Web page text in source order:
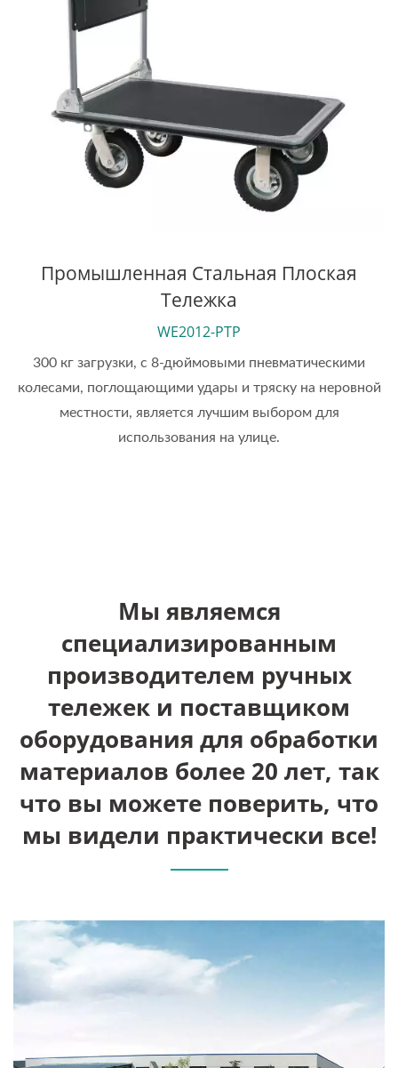
Промышленная Стальная Плоская
Тележка
WE2012-PTP
300 кг загрузки, с 8-дюймовыми пневматическими
колесами, поглощающими удары и тряску на неровной
местности, является лучшим выбором для
использования на улице.
Мы являемся
специализированным
производителем ручных
тележек и поставщиком
оборудования для обработки
материалов более 20 лет, так
что вы можете поверить, что
мы видели практически все!